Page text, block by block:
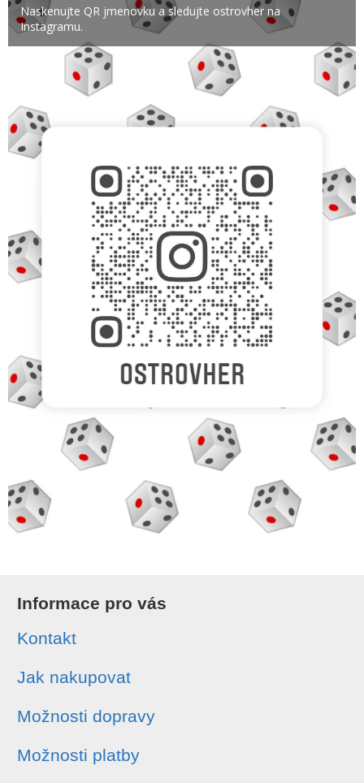
Naskenujte QR jmenovku a sledujte ostrovher na
Instagramu.
Informace pro vás
Kontakt
Jak nakupovat
Možnosti dopravy
Možnosti platby